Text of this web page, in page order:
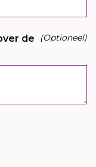
de
(Optioneel)